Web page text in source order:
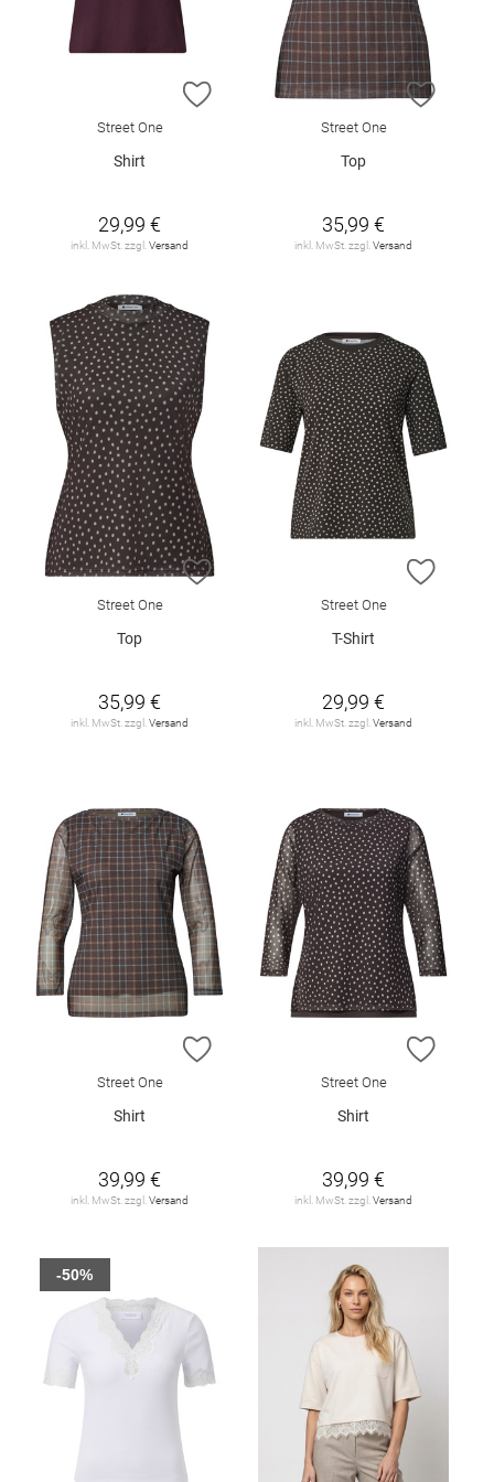
ZUR WUNSCHLISTE HINZUFÜGEN
Street One
Shirt
29,99 €
inkl. MwSt. zzgl. Versand
ZUR
Street One
Top
35,99 €
inkl. MwSt. zzgl. Versand
ZUR WUNSCHLISTE HINZUFÜGEN
Street One
Top
35,99 €
inkl. MwSt. zzgl. Versand
ZUR
Street One
T-Shirt
29,99 €
inkl. MwSt. zzgl. Versand
ZUR WUNSCHLISTE HINZUFÜGEN
Street One
Shirt
39,99 €
inkl. MwSt. zzgl. Versand
ZUR
Street One
Shirt
39,99 €
inkl. MwSt. zzgl. Versand
-50%